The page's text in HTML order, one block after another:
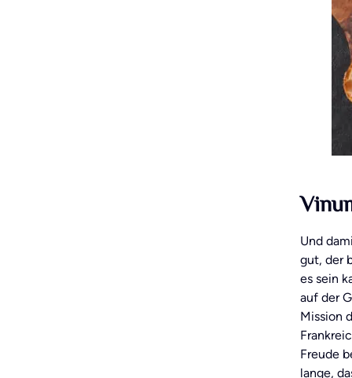
Und
gut, der
es sein
auf der
Mission
Freude
lange,